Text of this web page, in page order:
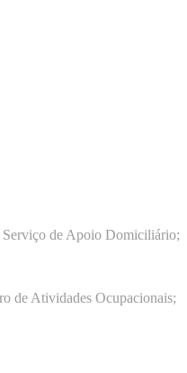
Serviço de Apoio Domiciliário;
de Atividades Ocupacionais;